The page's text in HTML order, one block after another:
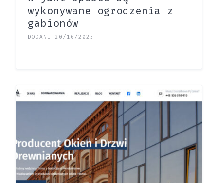
wykonywane ogrodzenia z
gabionów
DODANE 20/10/2025